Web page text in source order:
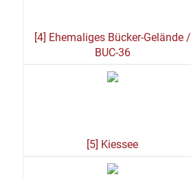
[4] Ehemaliges Bücker-Gelände /
BUC-36
[5] Kiessee